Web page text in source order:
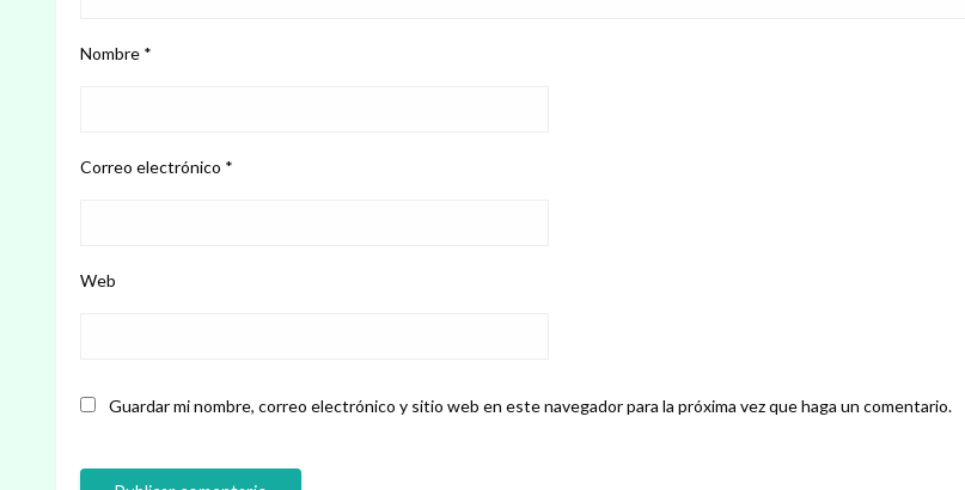
Nombre *
Correo electrónico *
Web
Guardar mi nombre, correo electrónico y sitio web en este navegador para la próxima vez que haga un comentario.